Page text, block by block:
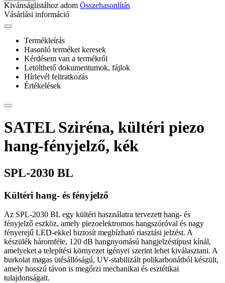
Kivánságlistához adom Összehasonlítás
Vásárlási információ
Termékleírás
Hasonló terméket keresek
Kérdésem van a termékről
Letölthető dokumentumok, fájlok
Hírlevél feliratkozás
Értékelések
SATEL Sziréna, kültéri piezo
hang-fényjelző, kék
SPL-2030 BL
Kültéri hang- és fényjelző
Az SPL-2030 BL egy kültéri használatra tervezett hang- és
fényjelző eszköz, amely piezoelektromos hangszóróval és nagy
fényerejű LED-ekkel biztosít megbízható riasztási jelzést. A
készülék háromféle, 120 dB hangnyomású hangjelzéstípust kínál,
amelyeket a telepítési környezet igényei szerint lehet kiválasztani. A
burkolat magas ütésállóságú, UV-stabilizált polikarbonátból készült,
amely hosszú távon is megőrzi mechanikai és esztétikai
tulajdonságait.